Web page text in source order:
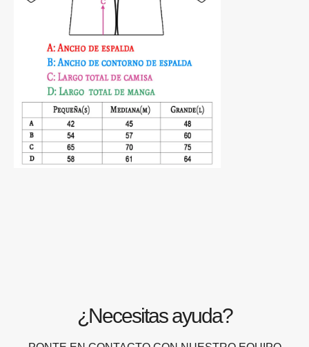
¿Necesitas ayuda?